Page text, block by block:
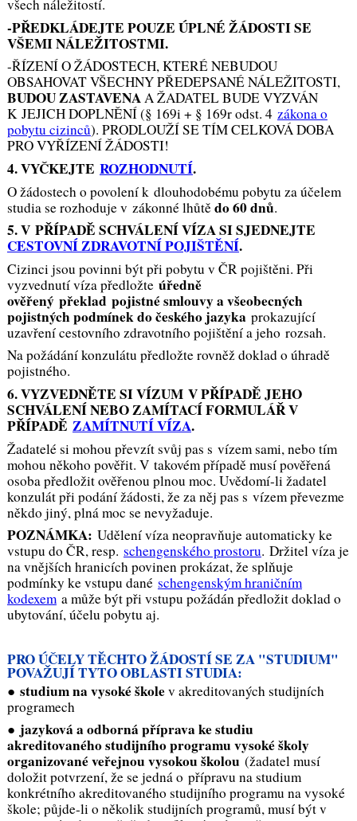
všech náležitostí.
-PŘEDKLÁDEJTE POUZE ÚPLNÉ ŽÁDOSTI SE
VŠEMI NÁLEŽITOSTMI.
-ŘÍZENÍ O ŽÁDOSTECH, KTERÉ NEBUDOU
OBSAHOVAT VŠECHNY PŘEDEPSANÉ NÁLEŽITOSTI,
BUDOU ZASTAVENAA ŽADATEL BUDE VYZVÁN
K JEJICH DOPLNĚNÍ (§ 169i + § 169r odst. 4 zákona o
pobytu cizinců). PRODLOUŽÍ SE TÍM CELKOVÁ DOBA
PRO VYŘÍZENÍ ŽÁDOSTI!
4. VYČKEJTE ROZHODNUTÍ.
O žádostech o povolení k dlouhodobému pobytu za účelem
studia se rozhoduje v zákonné lhůtědo 60 dnů.
5. V PŘÍPADĚ SCHVÁLENÍ VÍZA SI SJEDNEJTE
CESTOVNÍ ZDRAVOTNÍ POJIŠTĚNÍ.
Cizinci jsou povinni být při pobytu v ČR pojištěni. Při
vyzvednutí víza předložte úředně
ověřený překlad pojistné smlouvy a všeobecných
pojistných podmínek do českého jazyka prokazující
uzavření cestovního zdravotního pojištění a jeho rozsah.
Na požádání konzulátu předložte rovněž doklad o úhradě
pojistného.
6. VYZVEDNĚTE SI VÍZUM V PŘÍPADĚ JEHO
SCHVÁLENÍ NEBO ZAMÍTACÍ FORMULÁŘ V
PŘÍPADĚ ZAMÍTNUTÍ VÍZA.
Žadatelé si mohou převzít svůj pas s vízem sami, nebo tím
mohou někoho pověřit. V takovém případě musí pověřená
osoba předložit ověřenou plnou moc. Uvědomí-li žadatel
konzulát při podání žádosti, že za něj pas s vízem převezme
někdo jiný, plná moc se nevyžaduje.
POZNÁMKA: Udělení víza neopravňuje automaticky ke
vstupu do ČR, resp. schengenského prostoru. Držitel víza je
na vnějších hranicích povinen prokázat, že splňuje
podmínky ke vstupu dané schengenským hraničním
kodexema může být při vstupu požádán předložit doklad o
ubytování, účelu pobytu aj.
PRO ÚČELY TĚCHTO ŽÁDOSTÍ SE ZA "STUDIUM"
POVAŽUJÍ TYTO OBLASTI STUDIA:
● studium na vysoké školev akreditovaných studijních
programech
● jazyková a odborná příprava ke studiu
akreditovaného studijního programu vysoké školy
organizované veřejnou vysokou školou(žadatel musí
doložit potvrzení, že se jedná o přípravu na studium
konkrétního akreditovaného studijního programu na vysoké
škole; půjde-li o několik studijních programů, musí být v